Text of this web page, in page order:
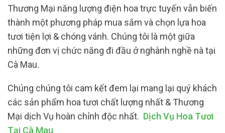
Thương Mại năng lượng điện hoa trực tuyến vẫn biến
thành một phương pháp mua sắm và chọn lựa hoa
tươi tiện lợi & chóng vánh. Chúng tôi là một giữa
những đơn vị chức năng đi đầu ở nghành nghề nà tại
Cà Mau.
Chúng chúng tôi cam kết đem lại mang lại quý khách
các sản phẩm hoa tươi chất lượng nhất & Thương
Mại dịch Vụ hoàn chỉnh độc nhất. Dịch Vụ Hoa Tươi
Tại Cà Mau